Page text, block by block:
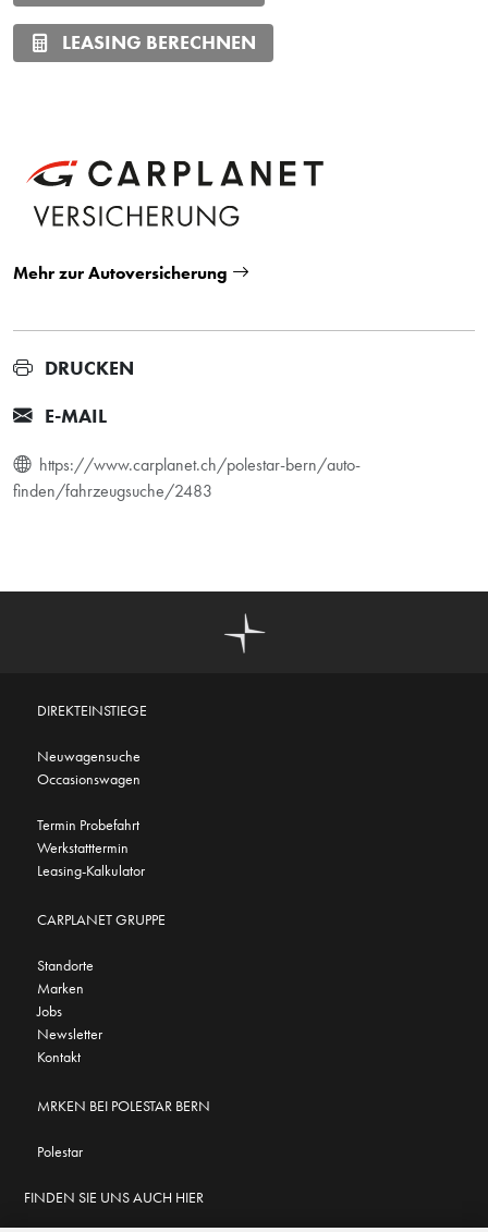
LEASING BERECHNEN
Mehr zur Autoversicherung
DRUCKEN
E-MAIL
https://www.carplanet.ch/polestar-bern/auto-
finden/fahrzeugsuche/2483
DIREKTEINSTIEGE
Neuwagensuche
Occasionswagen
Termin Probefahrt
Werkstatttermin
Leasing-Kalkulator
CARPLANET GRUPPE
Standorte
Marken
Jobs
Newsletter
Kontakt
MRKEN BEI POLESTAR BERN
Polestar
FINDEN SIE UNS AUCH HIER